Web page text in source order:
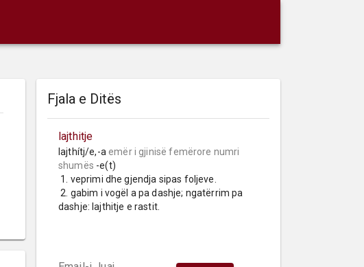
Fjala e Ditës
lajthitje
lajthítj/e,-a emër i gjinisë femërore numri
shumës -e(t)
2. gabim i vogël a pa dashje; ngatërrim pa
dashje: lajthitje e rastit.